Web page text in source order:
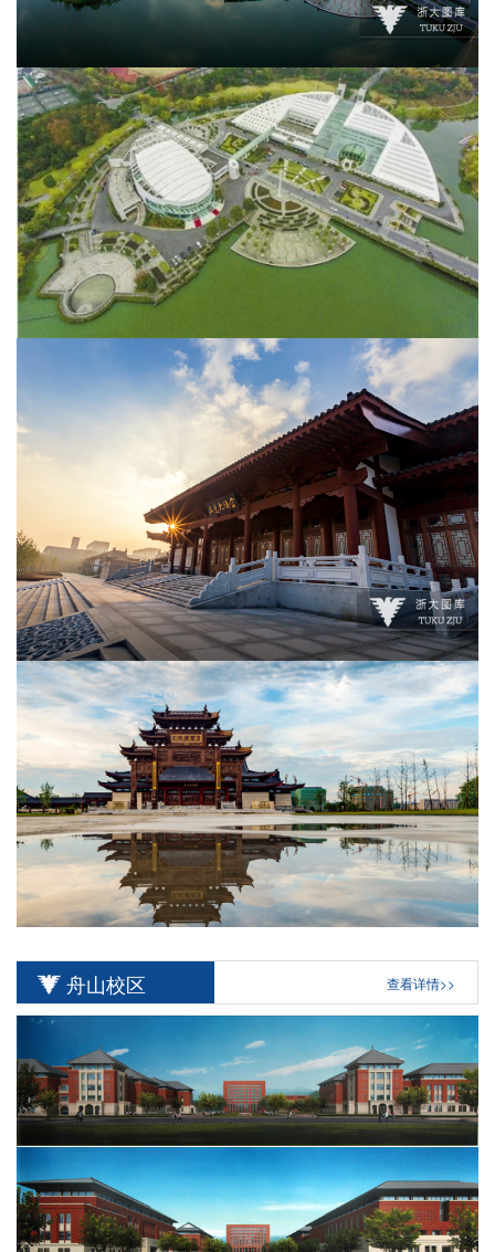
舟山校区 查看详情>>